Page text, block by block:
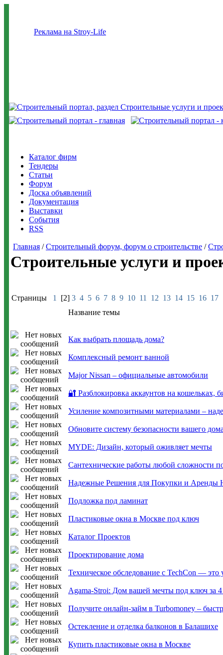
Реклама на Stroy-Life
Каталог фирм
Тендеры
Статьи
Форум
Доска объявлений
Документация
Выставки
События
RSS
Главная /Строительный форум, форум о строительстве /
Строительные услуги и
Страницы 1 [2] 3 4 5 6 7 8 9 10 11 12 13 14 15 16 17
Название темы
Как выбрать площадь дома?
Комплексный ремонт ванной
Major Nissan – официальные автомобили
🔐 Разблокировка аккаунтов на
Усиление композитными материалами –
Обновите систему безопасности вашего
MYDE: Дизайн, который оживляет мечты
Сантехнические работы любой сложности
Надежные Решения для Покупки и Аренды
Подложка под ламинат
Пластиковые окна в Москве под ключ
Каталог Проектов
Проектирование дома
Техническое обследование с TechCon — это
Agama-Stroi: Дом вашей мечты под ключ за 4
Получите онлайн-займ в Turbomoney –
Остекление и отделка балконов в Балашихе
Купить пластиковые окна в Москве